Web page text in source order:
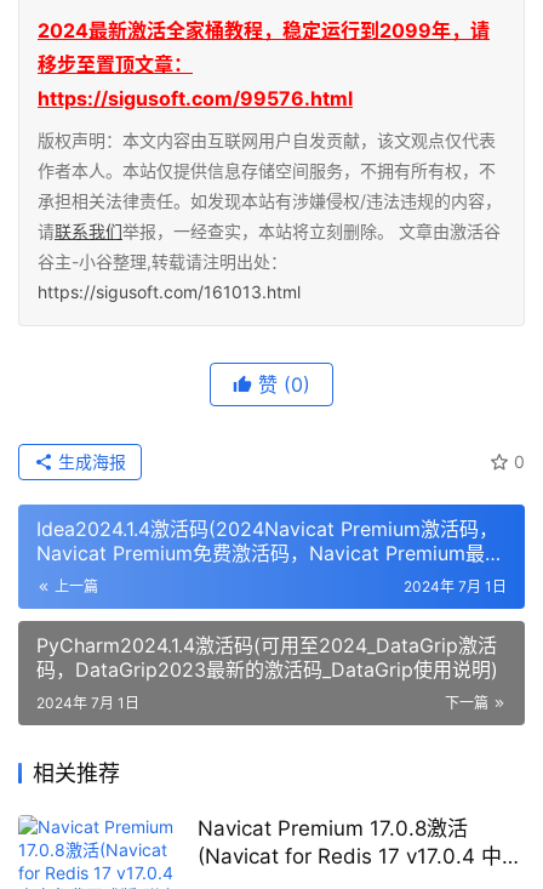
2024最新激活全家桶教程，稳定运行到2099年，请
移步至置顶文章：
https://sigusoft.com/99576.html
版权声明：本文内容由互联网用户自发贡献，该文观点仅代表
作者本人。本站仅提供信息存储空间服务，不拥有所有权，不
承担相关法律责任。如发现本站有涉嫌侵权/违法违规的内容，
请联系我们举报，一经查实，本站将立刻删除。 文章由激活谷
谷主-小谷整理,转载请注明出处：
https://sigusoft.com/161013.html
赞 (0)
0
生成海报
Idea2024.1.4激活码(2024Navicat Premium激活码，
Navicat Premium免费激活码，Navicat Premium最新
激活码06-30更新)
上一篇 2024年 7月 1日
PyCharm2024.1.4激活码(可用至2024_DataGrip激活
码，DataGrip2023最新的激活码_DataGrip使用说明)
下一篇
2024年 7月 1日
相关推荐
Navicat Premium 17.0.8激活
(Navicat for Redis 17 v17.0.4 中文